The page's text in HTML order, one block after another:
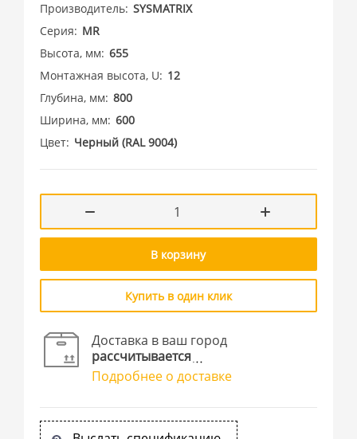
Производитель SYSMATRIX
Серия
MR
Высота, мм 655
Монтажная высота, U
12
Глубина, мм 800
Ширина, мм 600
Цвет Черный (RAL 9004)
В корзину
Купить в один клик
Доставка в ваш город
рассчитывается
Подробнее о доставке